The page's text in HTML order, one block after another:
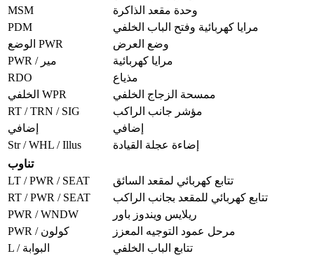
MSM
وحدة مقعد الذاكرة
PDM
مرايا كهربائية وفتح الباب الخلفي
الوضع PWR
وضع العرض
PWR / مير
مرايا كهربائية
RDO
مذياع
الخلفي WPR
ممسحة الزجاج الخلفي
RT / TRN / SIG
مؤشر جانب الراكب
إضافي
إضافي
Str / WHL / Illus
إضاءة عجلة القيادة
تناوب
LT / PWR / SEAT
تتابع كهربائي لمقعد السائق
RT / PWR / SEAT
تتابع كهربائي للمقعد بجانب الراكب
PWR / WNDW
ريلايس ويندوز باور
PWR / كولون
مرحل عمود التوجيه المعزز
L / البوابة
تتابع الباب الخلفي